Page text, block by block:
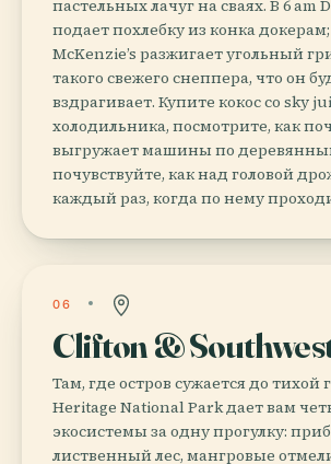
пастельных лачуг на сваях. В 6 am
подает похлебку из конка
McKenzie’s разжигает угольный
такого свежего снеппера, что он
вздрагивает. Купите кокос со sky
холодильника, посмотрите, как
выгружает машины по
почувствуйте, как над головой
каждый раз, когда по нему
06
Clifton &
Там, где остров сужается до тихой
Heritage National Park дает вам
экосистемы за одну прогулку:
лиственный лес, мангровые